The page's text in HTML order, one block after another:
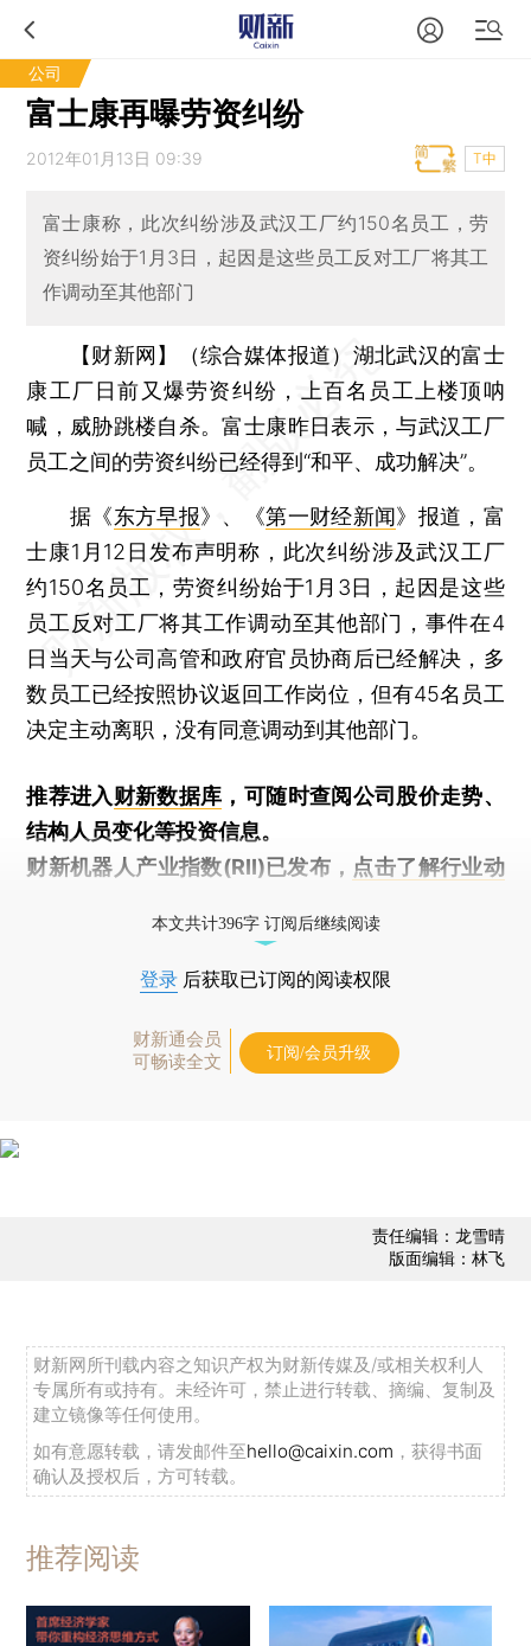
公司
富士康再曝劳资纠纷
2012年01月13日 09:39 T中
富士康称，此次纠纷涉及武汉工厂约150名员工，劳
资纠纷始于1月3日，起因是这些员工反对工厂将其工
作调动至其他部门
【财新网】（综合媒体报道） 湖北武汉的富士
康工厂日前又爆劳资纠纷，上百名员工上楼顶呐
喊，威胁跳楼自杀。富士康昨日表示，与武汉工厂
员工之间的劳资纠纷已经得到“和平、成功解决”。
据《东方早报》、《第一财经新闻》报道，富
士康1月12日发布声明称，此次纠纷涉及武汉工厂
约150名员工，劳资纠纷始于1月3日，起因是这些
员工反对工厂将其工作调动至其他部门，事件在4
日当天与公司高管和政府官员协商后已经解决，多
数员工已经按照协议返回工作岗位，但有45名员工
决定主动离职，没有同意调动到其他部门。
推荐进入财新数据库 ，可随时查阅公司股价走势、
结构人员变化等投资信息。
财新机器人产业指数(RII)已发布， 点击了解行业动
本文共计396字 订阅后继续阅读
登录 后获取已订阅的阅读权限
财新通会员
可畅读全文
订阅/会员升级
责任编辑：龙雪晴
版面编辑：林飞
财新网所刊载内容之知识产权为财新传媒及/或相关权利人
专属所有或持有。未经许可，禁止进行转载、摘编、复制及
建立镜像等任何使用。
如有意愿转载，请发邮件至hello@caixin.com ，获得书面
确认及授权后，方可转载。
推荐阅读